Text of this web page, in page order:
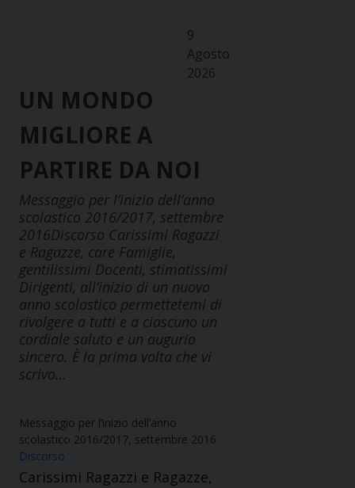
9
Agosto
2026
UN MONDO
MIGLIORE A
PARTIRE DA NOI
Messaggio per l’inizio dell’anno
scolastico 2016/2017, settembre
2016Discorso Carissimi Ragazzi
e Ragazze, care Famiglie,
gentilissimi Docenti, stimatissimi
Dirigenti, all’inizio di un nuovo
anno scolastico permettetemi di
rivolgere a tutti e a ciascuno un
cordiale saluto e un augurio
sincero. È la prima volta che vi
scrivo…
Messaggio per l’inizio dell’anno
scolastico 2016/2017, settembre 2016
Discorso
Carissimi Ragazzi e Ragazze,